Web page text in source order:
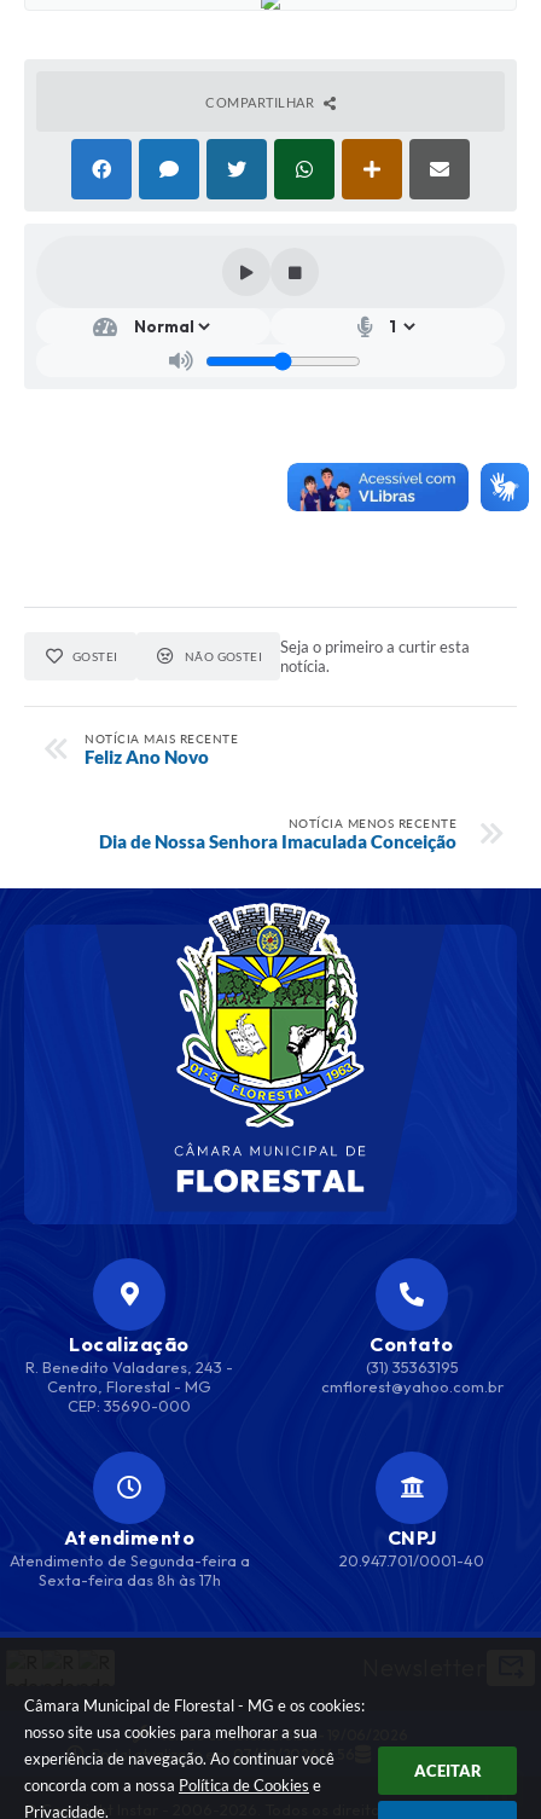
Câmara Municipal de Florestal - MG e os cookies:
nosso site usa cookies para melhorar a sua
experiência de navegação. Ao continuar você
concorda com a nossa Política de Cookies e
Privacidade.
ACEITAR
COMPARTILHAR
GOSTEI NÃO GOSTEI
Seja o primeiro a curtir esta
notícia.
NOTÍCIA MAIS RECENTE
Feliz Ano Novo
NOTÍCIA MENOS RECENTE
Dia de Nossa Senhora Imaculada Conceição
Localização
R. Benedito Valadares, 243 -
Centro, Florestal - MG
CEP: 35690-000
Contato
(31) 35363195
cmflorest@yahoo.com.br
Atendimento
Atendimento de Segunda-feira a
Sexta-feira das 8h às 17h
CNPJ
20.947.701/0001-40
Versão do Sistema:3.5.3 - 19/06/2026
Portal atualizado em: 07/08/2026 14:56 Dados Abertos
© Copyright Instar - 2006-2026. Todos os direitos